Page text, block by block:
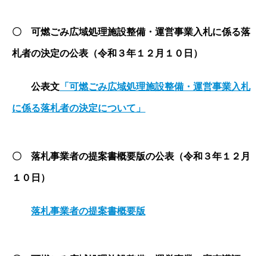
〇 可燃ごみ広域処理施設整備・運営事業入札に係る落
札者の決定の公表（令和３年１２月１０日）
公表文 「可燃ごみ広域処理施設整備・運営事業入札
に係る落札者の決定について」
〇 落札事業者の提案書概要版の公表（令和３年１２月
１０日）
落札事業者の提案書概要版